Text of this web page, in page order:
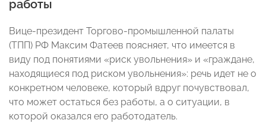
работы
Вице-президент Торгово-промышленной палаты
(ТПП) РФ Максим Фатеев поясняет, что имеется в
виду под понятиями «риск увольнения» и «граждане,
находящиеся под риском увольнения»: речь идет не о
конкретном человеке, который вдруг почувствовал,
что может остаться без работы, а о ситуации, в
которой оказался его работодатель.